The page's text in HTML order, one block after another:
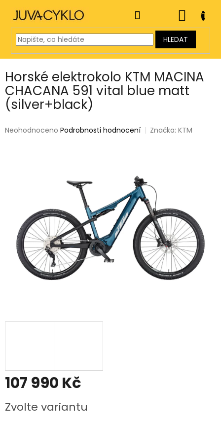
obsah
HLEDAT
KOŠÍK
Horské elektrokolo KTM MACINA
CHACANA 591 vital blue matt
(silver+black)
Průměrné
Neohodnoceno Podrobnosti hodnocení Značka:KTM
107 990 Kč
cena:
Zvolte variantu